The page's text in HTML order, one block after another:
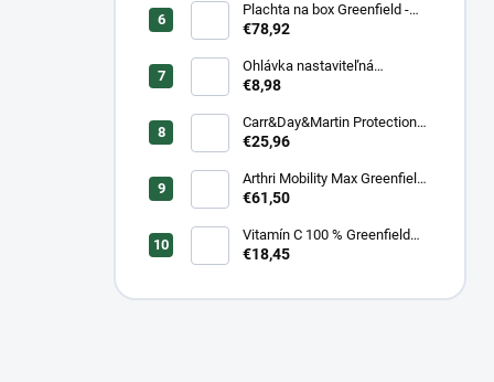
Plachta na box Greenfield -
modrá/modrá -
€78,92
Ohlávka nastaviteľná
Greenfield pre žriebätá
€8,98
Carr&Day&Martin Protection
Plus, balenie 500ml
€25,96
Arthri Mobility Max Greenfield
Equine s mrkvovou príchuťou -
kone 1 kg/ 3 kg
€61,50
Vitamín C 100 % Greenfield
Equine - 1 kg/ 3 kg
€18,45